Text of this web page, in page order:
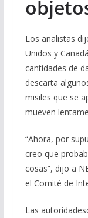
Los analistas
Unidos y
cantidades de
descarta
misiles que se
mueven
“Ahora, por
creo que
cosas”, dijo a
el Comité de
Las